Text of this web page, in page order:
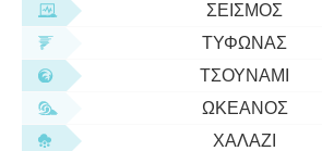
ΣΕΙΣΜΌΣ
ΤΥΦΏΝΑΣ
ΤΣΟΥΝΆΜΙ
ΩΚΕΑΝΌΣ
ΧΑΛΆΖΙ